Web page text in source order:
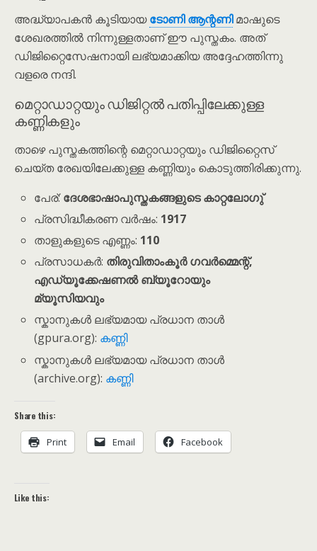
അദ്ധ്യാപകൻ കൂടിയായടോണി ആന്റണിമാഷുടെ
ശേഖരത്തിൽ നിന്നുള്ളതാണ് ഈ പുസ്തകം. അത്
ഡിജിറ്റൈസേഷനായി ലഭ്യമാക്കിയ അദ്ദേഹത്തിന്നു
വളരെ നന്ദി.
മെറ്റാഡാറ്റയും ഡിജിറ്റൽ പതിപ്പിലേക്കുള്ള
കണ്ണികളും
താഴെ പുസ്തകത്തിന്റെ മെറ്റാഡാറ്റയും ഡിജിറ്റൈസ്
ചെയ്ത രേഖയിലേക്കുള്ള കണ്ണിയും കൊടുത്തിരിക്കുന്നു.
പേര്:ദേശഭാഷാപുസ്തകങ്ങളുടെ കാറ്റലോഗു്
പ്രസിദ്ധീകരണ വർഷം: 1917
താളുകളുടെ എണ്ണം: 110
പ്രസാധകർ: തിരുവിതാംകൂർ ഗവർമ്മെന്റ്,
എഡ്യൂക്കേഷണൽ ബ്യൂറോയും
മ്യൂസിയവും
സ്കാനുകൾ ലഭ്യമായ പ്രധാന താൾ
(gpura.org): കണ്ണി
സ്കാനുകൾ ലഭ്യമായ പ്രധാന താൾ
(archive.org): കണ്ണി
Share this:
Print Email Facebook
Like this: